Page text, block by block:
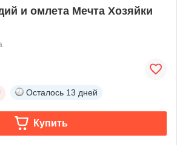
и омлета Мечта Хозяйки
Осталось 13 дней
Купить